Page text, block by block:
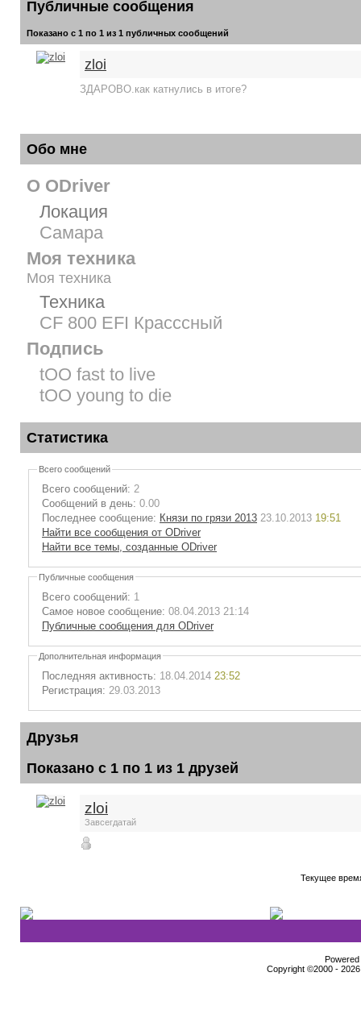
Публичные сообщения
Показано с 1 по 1 из 1 публичных сообщений
zloi
ЗДАРОВО.как катнулись в итоге?
Обо мне
О ODriver
Локация
Самара
Моя техника
Моя техника
Техника
СF 800 EFI Красссный
Подпись
tOO fast to live
tOO young to die
Статистика
Всего сообщений
Всего сообщений: 2
Сообщений в день: 0.00
Последнее сообщение: Князи по грязи 2013 23.10.2013 19:51
Найти все сообщения от ODriver
Найти все темы, созданные ODriver
Публичные сообщения
Всего сообщений: 1
Самое новое сообщение: 08.04.2013 21:14
Публичные сообщения для ODriver
Дополнительная информация
Последняя активность: 18.04.2014 23:52
Регистрация: 29.03.2013
Друзья
Показано с 1 по 1 из 1 друзей
zloi
Завсегдатай
Текущее
Copyright ©2000 -